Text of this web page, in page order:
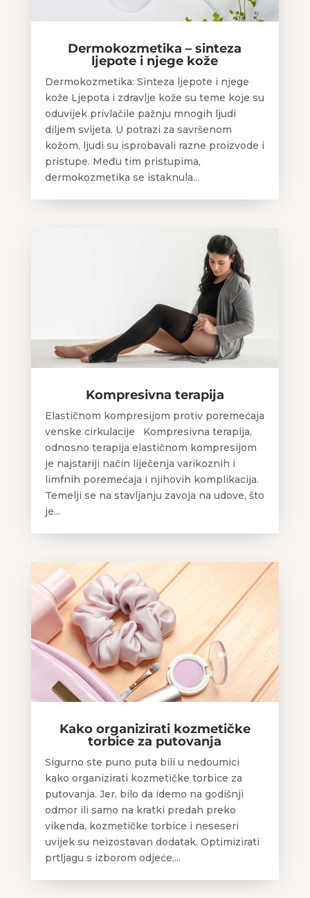
Dermokozmetika – sinteza
ljepote i njege kože
Dermokozmetika: Sinteza ljepote i njege
kože Ljepota i zdravlje kože su teme koje su
oduvijek privlačile pažnju mnogih ljudi
diljem svijeta. U potrazi za savršenom
kožom, ljudi su isprobavali razne proizvode i
pristupe. Među tim pristupima,
dermokozmetika se istaknula...
Kompresivna terapija
Elastičnom kompresijom protiv poremećaja
venske cirkulacije Kompresivna terapija,
odnosno terapija elastičnom kompresijom
je najstariji način liječenja varikoznih i
limfnih poremećaja i njihovih komplikacija.
Temelji se na stavljanju zavoja na udove, što
je...
Kako organizirati kozmetičke
torbice za putovanja
Sigurno ste puno puta bili u nedoumici
kako organizirati kozmetičke torbice za
putovanja. Jer, bilo da idemo na godišnji
odmor ili samo na kratki predah preko
vikenda, kozmetičke torbice i neseseri
uvijek su neizostavan dodatak. Optimizirati
prtljagu s izborom odjeće,...